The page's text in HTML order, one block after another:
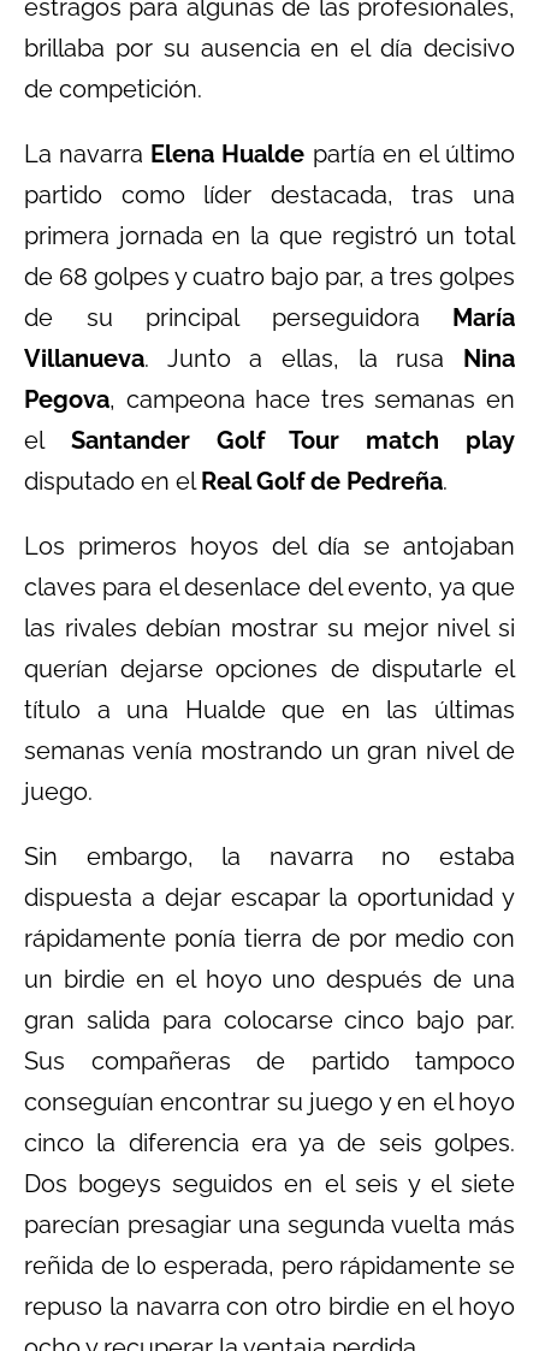
estragos para algunas de las profesionales,
brillaba por su ausencia en el día decisivo
de competición.
La navarra Elena Hualde partía en el último
partido como líder destacada, tras una
primera jornada en la que registró un total
de 68 golpes y cuatro bajo par, a tres golpes
de su principal perseguidora María
Villanueva. Junto a ellas, la rusa Nina
Pegova, campeona hace tres semanas en
elSantander Golf Tour match play
disputado en elReal Golf de Pedreña.
Los primeros hoyos del día se antojaban
claves para el desenlace del evento, ya que
las rivales debían mostrar su mejor nivel si
querían dejarse opciones de disputarle el
título a una Hualde que en las últimas
semanas venía mostrando un gran nivel de
juego.
Sin embargo, la navarra no estaba
dispuesta a dejar escapar la oportunidad y
rápidamente ponía tierra de por medio con
un birdie en el hoyo uno después de una
gran salida para colocarse cinco bajo par.
Sus compañeras de partido tampoco
conseguían encontrar su juego y en el hoyo
cinco la diferencia era ya de seis golpes.
Dos bogeys seguidos en el seis y el siete
parecían presagiar una segunda vuelta más
reñida de lo esperada, pero rápidamente se
repuso la navarra con otro birdie en el hoyo